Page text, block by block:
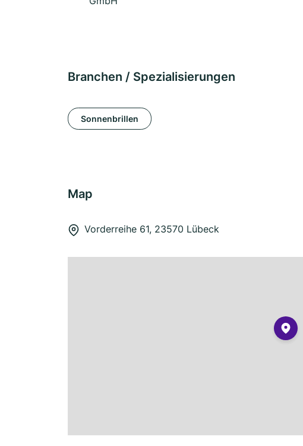
Branchen / Spezialisierungen
Sonnenbrillen
Map
Vorderreihe 61, 23570 Lübeck